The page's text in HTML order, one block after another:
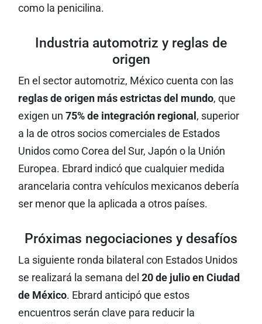
como la penicilina.
Industria automotriz y reglas de
origen
En el sector automotriz, México cuenta con las
reglas de origen más estrictas del mundo, que
exigen un 75% de integración regional , superior
a la de otros socios comerciales de Estados
Unidos como Corea del Sur, Japón o la Unión
Europea. Ebrard indicó que cualquier medida
arancelaria contra vehículos mexicanos debería
ser menor que la aplicada a otros países.
Próximas negociaciones y desafíos
La siguiente ronda bilateral con Estados Unidos
se realizará la semana del 20 de julio en Ciudad
de México. Ebrard anticipó que estos
encuentros serán clave para reducir la